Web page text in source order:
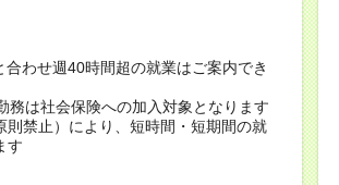
わせ週40時間超の就業はご案内でき
は社会保険への加入対象となります
禁止）により、短時間・短期間の就
す